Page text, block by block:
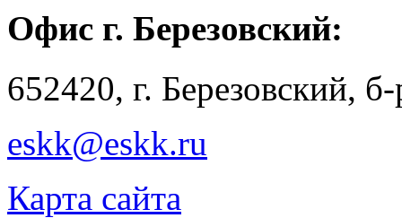
Офис г. Березовский:
652420, г. Березовский,
eskk@eskk.ru
Карта сайта